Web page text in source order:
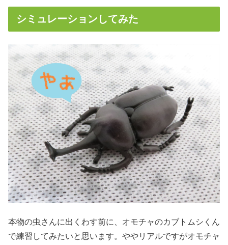
シミュレーションしてみた
本物の虫さんに出くわす前に、オモチャのカブトムシくん
で練習してみたいと思います。ややリアルですがオモチャ